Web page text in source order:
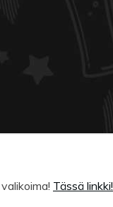
Tässä linkki!